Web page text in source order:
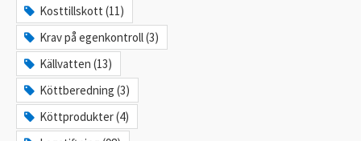
Kosttillskott (11)
Krav på egenkontroll (3)
Källvatten (13)
Köttberedning (3)
Köttprodukter (4)